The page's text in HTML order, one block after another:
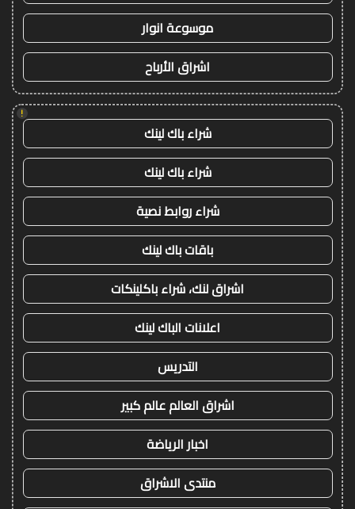
موسوعة انوار
اشراق الأرباح
!
شراء باك لينك
شراء باك لينك
شراء روابط نصية
باقات باك لينك
اشراق لنك، شراء باكلينكات
اعلانات الباك لينك
التدريس
اشراق العالم عالم كبير
اخبار الرياضة
منتدى الاشراق